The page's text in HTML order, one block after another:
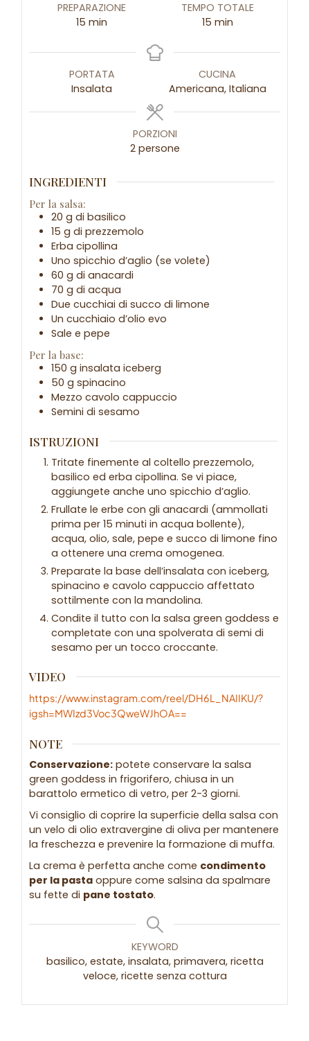
PREPARAZIONE
15 min
TEMPO TOTALE
15 min
PORTATA
Insalata
CUCINA
Americana, Italiana
PORZIONI
2 persone
INGREDIENTI
Per la salsa:
20 g di basilico
15 g di prezzemolo
Erba cipollina
Uno spicchio d’aglio (se volete)
60 g di anacardi
70 g di acqua
Due cucchiai di succo di limone
Un cucchiaio d’olio evo
Sale e pepe
Per la base:
150 g insalata iceberg
50 g spinacino
Mezzo cavolo cappuccio
Semini di sesamo
ISTRUZIONI
Tritate finemente al coltello prezzemolo,
basilico ed erba cipollina. Se vi piace,
aggiungete anche uno spicchio d’aglio.
Frullate le erbe con gli anacardi (ammollati
prima per 15 minuti in acqua bollente),
acqua, olio, sale, pepe e succo di limone fino
a ottenere una crema omogenea.
Preparate la base dell’insalata con iceberg,
spinacino e cavolo cappuccio affettato
sottilmente con la mandolina.
Condite il tutto con la salsa green goddess e
completate con una spolverata di semi di
sesamo per un tocco croccante.
VIDEO
https://www.instagram.com/reel/DH6L_NAIIKU/?
igsh=MWIzd3Voc3QweWJhOA==
NOTE
Conservazione: potete conservare la salsa
green goddess in frigorifero, chiusa in un
barattolo ermetico di vetro, per 2-3 giorni.
Vi consiglio di coprire la superficie della salsa con
un velo di olio extravergine di oliva per mantenere
la freschezza e prevenire la formazione di muffa.
La crema è perfetta anche come condimento
per la pasta oppure come salsina da spalmare
su fette di pane tostato.
KEYWORD
basilico, estate, insalata, primavera, ricetta
veloce, ricette senza cottura